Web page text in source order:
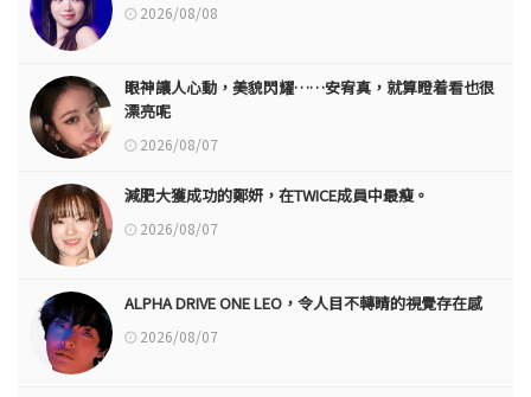
2026/08/08
眼神讓人心動，美貌閃耀……安宥真，就算瞪着看也很
漂亮呢
2026/08/07
減肥大獲成功的鄭妍，在TWICE成員中最瘦。
2026/08/07
ALPHA DRIVE ONE LEO，令人目不轉睛的視覺存在感
2026/08/07